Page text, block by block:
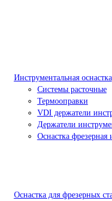
Инструментальная оснастка
Системы расточные
Термооправки
VDI держатели
Держатели
Оснастка фрезерная
Оснастка для фрезерных